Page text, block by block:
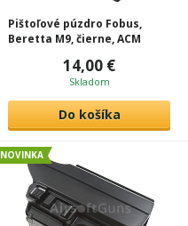
Pištoľové púzdro Fobus,
Beretta M9, čierne, ACM
14,00 €
Skladom
Do košíka
NOVINKA